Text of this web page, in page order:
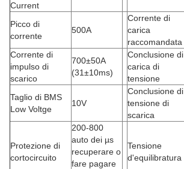
Current
Picco di
corrente
500A
Corrente di
carica
raccomandata
Corrente di
impulso di
scarico
700±50A
(31±10ms)
Conclusione di
carica di
tensione
Taglio di BMS
Low Voltge
10V
Conclusione di
tensione di
scarica
Protezione di
cortocircuito
200-800
auto dei µs
recuperare o
fare pagare
Tensione
d'equilibratura